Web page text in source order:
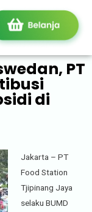
PT
di
Jakarta – PT
Food Station
Tjipinang Jaya
selaku BUMD